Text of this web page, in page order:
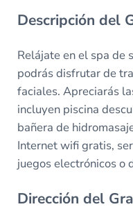
Descripción del
Relájate en el spa de
podrás disfrutar de
faciales. Apreciarás
incluyen piscina
bañera de
Internet wifi gratis,
juegos electrónicos o
Dirección del